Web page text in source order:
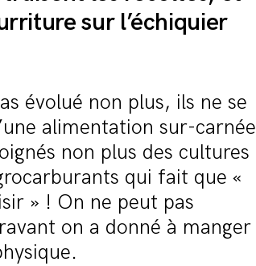
sur l’échiquier
évolué non plus, ils ne se
alimentation sur-carnée
non plus des cultures
qui fait que «
» ! On ne peut pas
on a donné à manger